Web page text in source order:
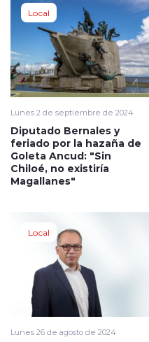
Local
Lunes 2 de septiembre de 2024
Diputado Bernales y
feriado por la hazaña de
Goleta Ancud: "Sin
Chiloé, no existiría
Magallanes"
Local
Lunes 26 de agosto de 2024